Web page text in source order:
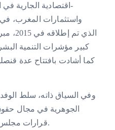
-اقتصادية الجارية في
واستثمارات المغرب، في
الذي
كبير مؤشرات التنمية
كما أشادت بافتتاح عدة
وفي السياق ذاته، سلط
الجوهرية في مجال
قرارات مجلس الأمن، ولا سيما القرار 2602.